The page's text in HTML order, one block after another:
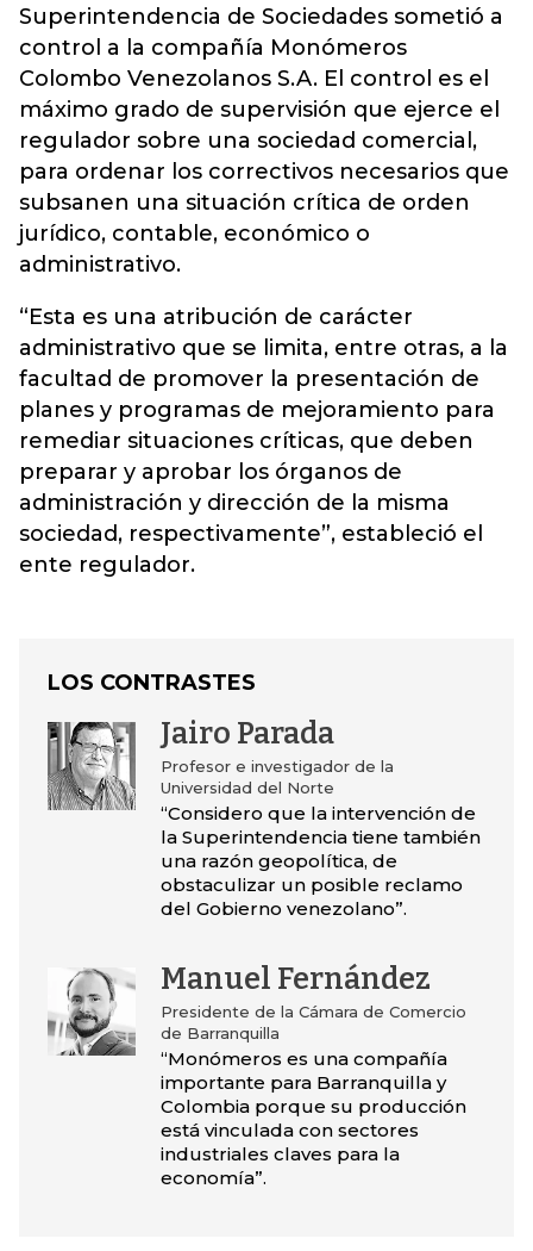
Superintendencia de Sociedades sometió a
control a la compañía Monómeros
Colombo Venezolanos S.A. El control es el
máximo grado de supervisión que ejerce el
regulador sobre una sociedad comercial,
para ordenar los correctivos necesarios que
subsanen una situación crítica de orden
jurídico, contable, económico o
administrativo.
“Esta es una atribución de carácter
administrativo que se limita, entre otras, a la
facultad de promover la presentación de
planes y programas de mejoramiento para
remediar situaciones críticas, que deben
preparar y aprobar los órganos de
administración y dirección de la misma
sociedad, respectivamente”, estableció el
ente regulador.
LOS CONTRASTES
Jairo Parada
Profesor e investigador de la
Universidad del Norte
“Considero que la intervención de
la Superintendencia tiene también
una razón geopolítica, de
obstaculizar un posible reclamo
del Gobierno venezolano”.
Manuel Fernández
Presidente de la Cámara de Comercio
de Barranquilla
“Monómeros es una compañía
importante para Barranquilla y
Colombia porque su producción
está vinculada con sectores
industriales claves para la
economía”.